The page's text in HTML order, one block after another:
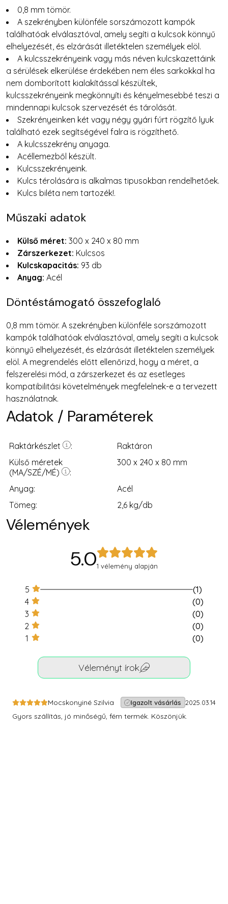
0,8 mm tömör.
A szekrényben különféle sorszámozott kampók
találhatóak elválasztóval, amely segíti a kulcsok könnyű
elhelyezését, és elzárását illetéktelen személyek elöl.
A kulcsszekrényeink vagy más néven kulcskazettáink
a sérülések elkerülése érdekében nem éles sarkokkal ha
nem domborított kialakítással készültek,
kulcsszekrényeink megkönnyíti és kényelmesebbé teszi a
mindennapi kulcsok szervezését és tárolását.
Szekrényeinken két vagy négy gyári fúrt rögzítő lyuk
található ezek segítségével falra is rögzíthető.
A kulcsszekrény anyaga.
Acéllemezből készült.
Kulcsszekrényeink.
Kulcs térolására is alkalmas tipusokban rendelhetőek.
Kulcs biléta nem tartozék!.
Műszaki adatok
Külső méret: 300 x 240 x 80 mm
Zárszerkezet: Kulcsos
Kulcskapacitás: 93 db
Anyag: Acél
Döntéstámogató összefoglaló
0,8 mm tömör. A szekrényben különféle sorszámozott
kampók találhatóak elválasztóval, amely segíti a kulcsok
könnyű elhelyezését, és elzárását illetéktelen személyek
elöl. A megrendelés előtt ellenőrizd, hogy a méret, a
felszerelési mód, a zárszerkezet és az esetleges
kompatibilitási követelmények megfelelnek-e a tervezett
használatnak.
Adatok / Paraméterek
Raktárkészlet Raktáron
Raktáronlévő termékek szállítási ideje
Külföldi rakárban
lévő termék esetében 2-4 hét
Nem elérhető:
Külső méretek
(MA/SZÉ/MÉ)
300 x 240 x 80 mm
A termék méretei a következők: Magasság: [X mm],
Anyag:
Acél
Tömeg:
2,6 kg/db
Vélemények
5.01 vélemény alapján
5
1
4
0
3
0
2
0
1
0
Véleményt írok
Mocskonyiné Szilvia Igazolt vásárlás 2025.03.14
Gyors szállítás, jó minőségű, fém termék. Köszönjük.